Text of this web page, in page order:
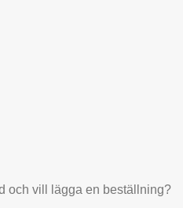
och vill lägga en beställning?